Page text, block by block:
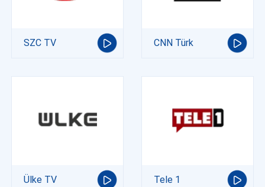
SZC TV CNN Türk
Ülke TV Tele 1